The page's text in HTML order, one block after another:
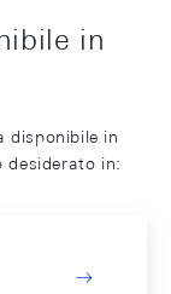
in
disponibile in
desiderato in: